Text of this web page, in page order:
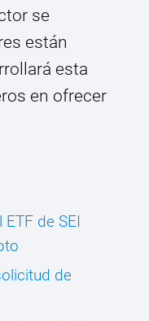
se
están
esta
en ofrecer
de SEI
de